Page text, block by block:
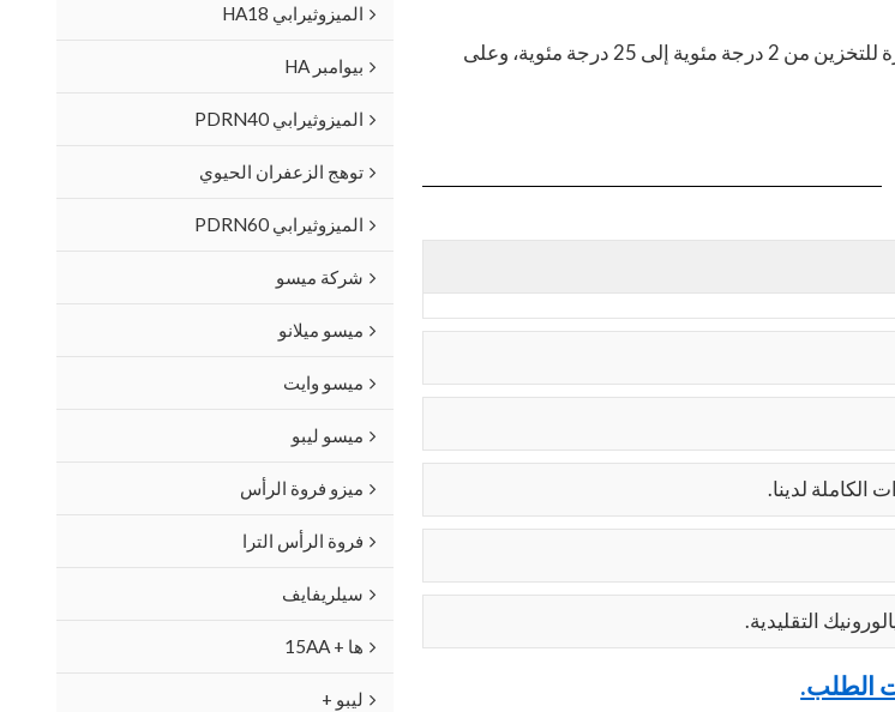
الميزوثيرابي HA18
بيوامبر HA
الميزوثيرابي PDRN40
توهج الزعفران الحيوي
الميزوثيرابي PDRN60
شركة ميسو
ميسو ميلانو
ميسو وايت
ميسو ليبو
ميزو فروة الرأس
فروة الرأس الترا
سيلريفايف
ها + 15AA
ليبو +
- للحصول على أقصى قدر من الاستقرار ومدة الصلاحية، يتراوح نطاق درجة الحرارة للتخزين من 2 درجة مئوية إلى 25 درجة مئوية، وعلى
الطلب.